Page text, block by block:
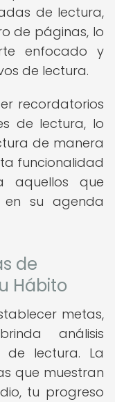
de lectura,
de páginas, lo
enfocado y
de lectura.
recordatorios
de lectura, lo
de manera
funcionalidad
aquellos que
su agenda
de
Hábito
metas,
análisis
lectura. La
que muestran
tu progreso